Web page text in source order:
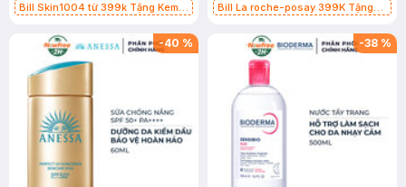
Bill Skin1004 từ 399k Tặng Kem
SPF 50+ 20ml (SL Có Hạn)
Bill La roche-posay 399K Tặng
(SL có hạn)
-40 % -38 %